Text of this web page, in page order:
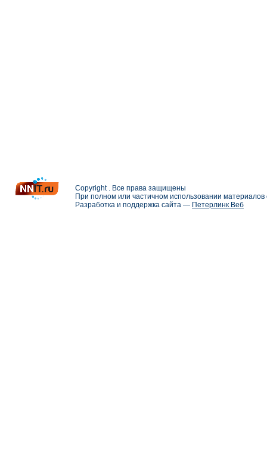
Copyright . Все права защищены
При полном или частичном использовании
Разработка и поддержка сайта — Петерлинк Веб